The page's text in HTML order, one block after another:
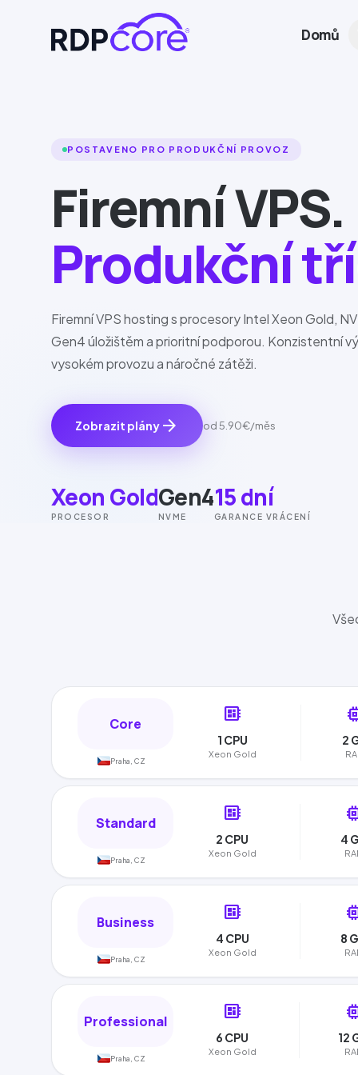
Domů
POSTAVENO PRO PRODUKČNÍ PROVOZ
Firemní VPS.
Produkční
Firemní VPS hosting s procesoryIntel Xeon Gold,
Gen4úložištěm a prioritní podporou. Konzistentní
vysokém provozu a náročné zátěži.
Zobrazit plány arrow_forward od5.90€/měs
Xeon Gold
PROCESOR
Gen4
NVME
15 dní
GARANCE VRÁCENÍ
Core
Praha, CZ
developer_board
1 CPU
Xeon Gold
2
Standard
Praha, CZ
developer_board
2 CPU
Xeon Gold
4
Business
Praha, CZ
developer_board
4 CPU
Xeon Gold
8
Professional
Praha, CZ
developer_board
6 CPU
Xeon Gold
12